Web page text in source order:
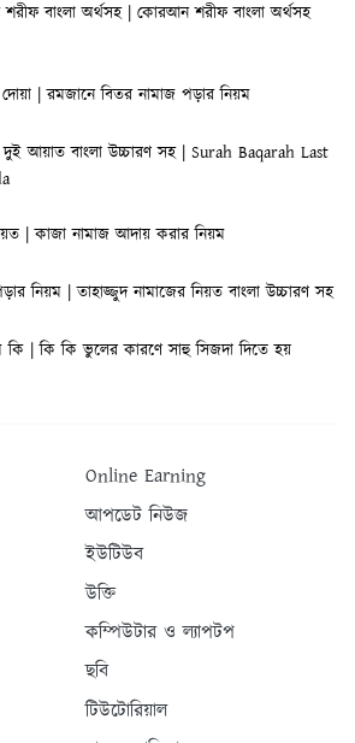
বাংলা অর্থসহ | কোরআন শরীফ বাংলা অর্থসহ
| রমজানে বিতর নামাজ পড়ার নিয়ম
দুই আয়াত বাংলা উচ্চারণ সহ | Surah Baqarah Last
| কাজা নামাজ আদায় করার নিয়ম
নিয়ম | তাহাজ্জুদ নামাজের নিয়ত বাংলা উচ্চারণ সহ
কি | কি কি ভুলের কারণে সাহু সিজদা দিতে হয়
Online Earning
আপডেট নিউজ
ইউটিউব
উক্তি
কম্পিউটার ও ল্যাপটপ
ছবি
টিউটোরিয়াল